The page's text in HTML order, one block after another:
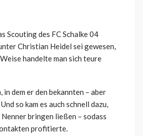
Scouting des FC Schalke 04
Christian Heidel sei gewesen,
handelte man sich teure
dem er den bekannten – aber
so kam es auch schnell dazu,
bringen ließen – sodass
profitierte.